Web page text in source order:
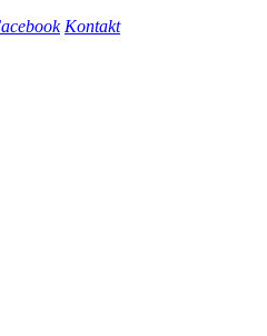
Kontakt